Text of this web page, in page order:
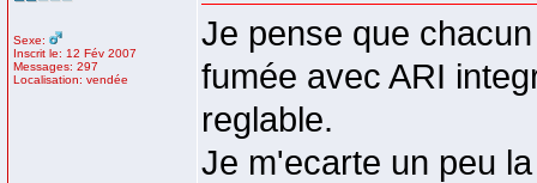
Sexe:
Inscrit le: 12 Fév 2007
Messages: 297
Localisation: vendée
Je pense que
fumée avec ARI
reglable.
Je m'ecarte un peu